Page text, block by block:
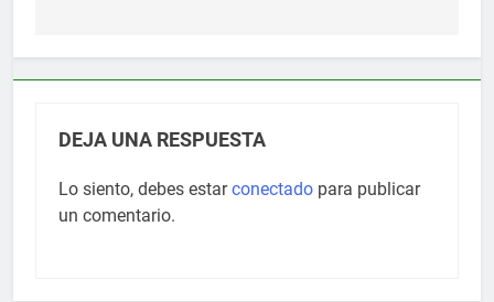
DEJA UNA RESPUESTA
Lo siento, debes estarconectado para publicar
un comentario.